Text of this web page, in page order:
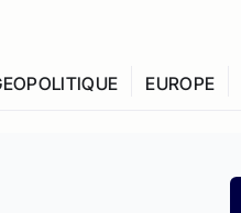
EUROPE